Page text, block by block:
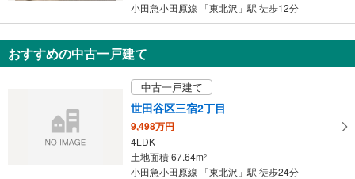
小田急小田原線 「東北沢」駅 徒歩12分
おすすめの中古一戸建て
中古一戸建て
世田谷区三宿2丁目
9,498万円
4LDK
土地面積 67.64m2
小田急小田原線 「東北沢」駅 徒歩24分